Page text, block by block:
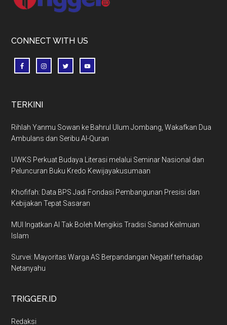
CONNECT WITH US
TERKINI
Rihlah Yanmu Sowan ke Bahrul Ulum Jombang, Wakafkan Dua
Ambulans dan Seribu Al-Quran
UWKS Perkuat Budaya Literasi melalui Seminar Nasional dan
Peluncuran Buku Kredo Kewijayakusumaan
Khofifah: Data BPS Jadi Fondasi Pembangunan Presisi dan
Kebijakan Tepat Sasaran
MUI Ingatkan AI Tak Boleh Mengikis Tradisi Sanad Keilmuan
Islam
Survei: Mayoritas Warga AS Berpandangan Negatif terhadap
Netanyahu
TRIGGER.ID
Redaksi